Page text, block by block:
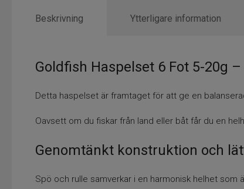
Beskrivning
Goldfish Haspelset 6 Fot 5-20g
Detta haspelset är framtaget för att ge en
Oavsett om du fiskar från land eller båt får du en
Genomtänkt konstruktion och
Spö och rulle samverkar i en harmonisk helhet som
Ytterligare information